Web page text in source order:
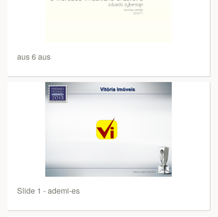
aus 6 aus
Slide 1 - ademi-es